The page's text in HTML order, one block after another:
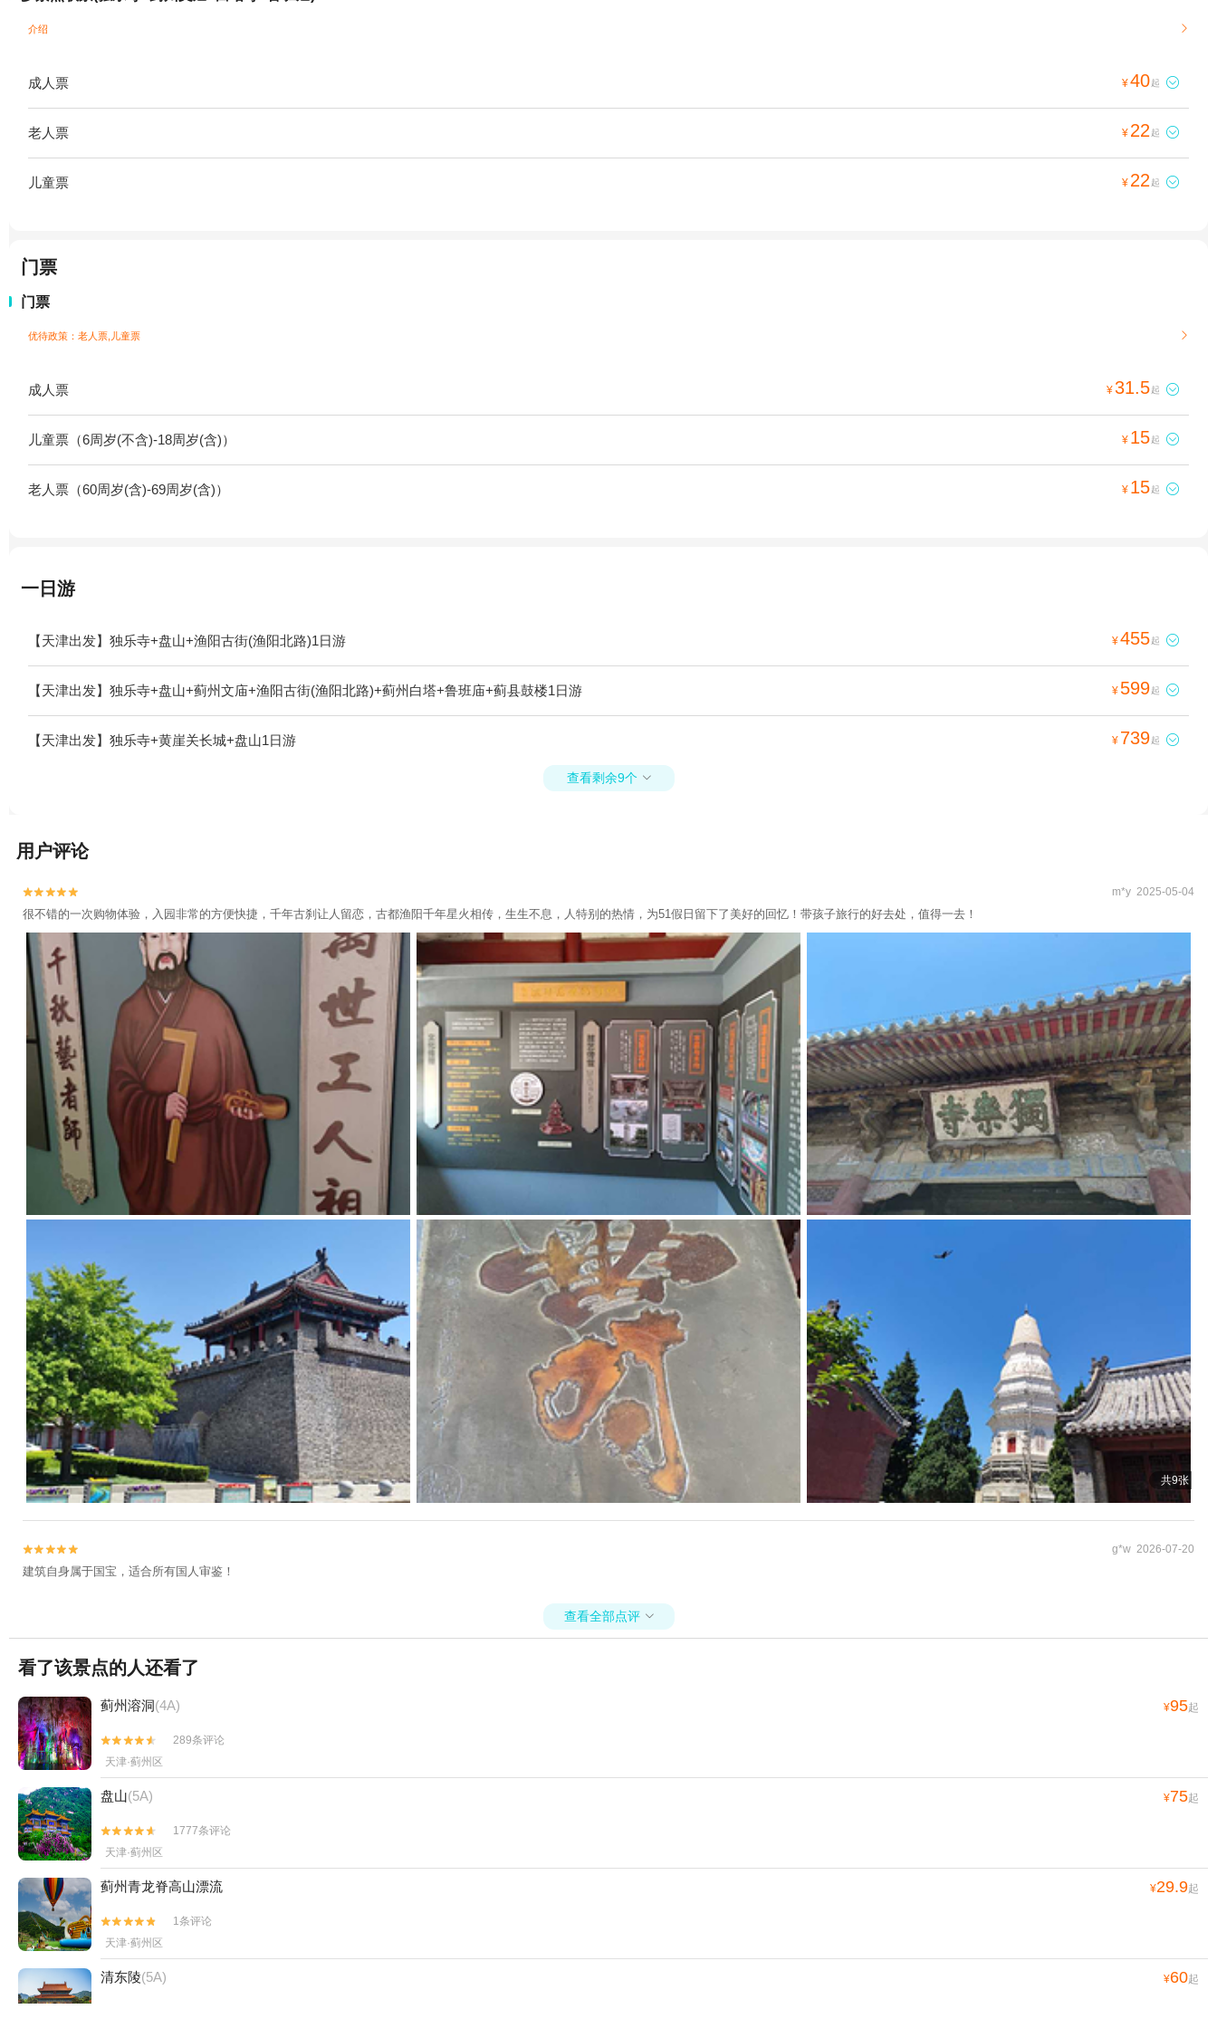
介绍 
成人票 ¥40起 
老人票 ¥ 22 起 
儿童票 ¥ 22 起 
门票
门票
优待政策：老人票,儿童票 
成人票 ¥31.5起 
儿童票（6周岁(不含)-18周岁(含)） ¥ 15起 
老人票（60周岁(含)-69周岁(含)） ¥ 15起 
一日游
【天津出发】独乐寺+盘山+渔阳古街(渔阳北路)1日游 ¥455起 
【天津出发】独乐寺+盘山+蓟州文庙+渔阳古街(渔阳北路)+蓟州白塔+鲁班庙+蓟县鼓楼1日游 ¥ 599起 
【天津出发】独乐寺+黄崖关长城+盘山1日游 ¥ 739起 
查看剩余9个 
用户评论

 m*y 2025-05-04
很不错的一次购物体验，入园非常的方便快捷，千年古刹让人留恋，古都渔阳千年星火相传，生生不息，人特别的热情，为51假日留下了美好的回忆！带孩子旅行的好去处，值得一去！
共9张

 g*w 2026-07-20
建筑自身属于国宝，适合所有国人审鉴！
查看全部点评 
看了该景点的人还看了
蓟州溶洞(4A) ¥95起


289条评论
天津·蓟州区
盘山(5A) ¥75起


1777条评论
天津·蓟州区
蓟州青龙脊高山漂流 ¥29.9起


1条评论
天津·蓟州区
清东陵(5A) ¥60起